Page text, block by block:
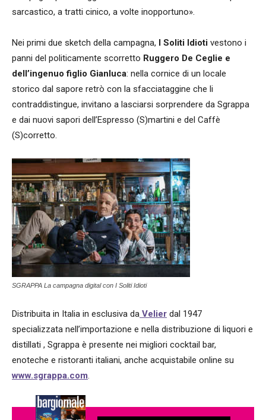
sarcastico, a tratti cinico, a volte inopportuno».
Nei primi due sketch della campagna, I Soliti Idioti vestono i
panni del politicamente scorretto Ruggero De Ceglie e
dell’ingenuo figlio Gianluca: nella cornice di un locale
storico dal sapore retrò con la sfacciataggine che li
contraddistingue, invitano a lasciarsi sorprendere da Sgrappa
e dai nuovi sapori dell’Espresso (S)martini e del Caffè
(S)corretto.
SGRAPPA La campagna digital con I Soliti Idioti
Distribuita in Italia in esclusiva da Velier dal 1947
specializzata nell’importazione e nella distribuzione di liquori e
distillati , Sgrappa è presente nei migliori cocktail bar,
enoteche e ristoranti italiani, anche acquistabile online su
www.sgrappa.com.